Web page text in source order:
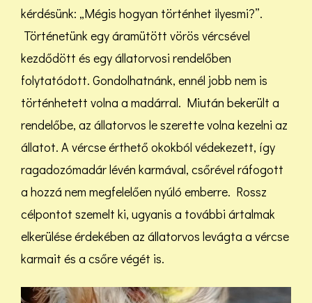
kérdésünk: „Mégis hogyan történhet ilyesmi?”.
Történetünk egy áramütött vörös vércsével
kezdődött és egy állatorvosi rendelőben
folytatódott. Gondolhatnánk, ennél jobb nem is
történhetett volna a madárral. Miután bekerült a
rendelőbe, az állatorvos le szerette volna kezelni az
állatot. A vércse érthető okokból védekezett, így
ragadozómadár lévén karmával, csőrével ráfogott
a hozzá nem megfelelően nyúló emberre. Rossz
célpontot szemelt ki, ugyanis a további ártalmak
elkerülése érdekében az állatorvos levágta a vércse
karmait és a csőre végét is.